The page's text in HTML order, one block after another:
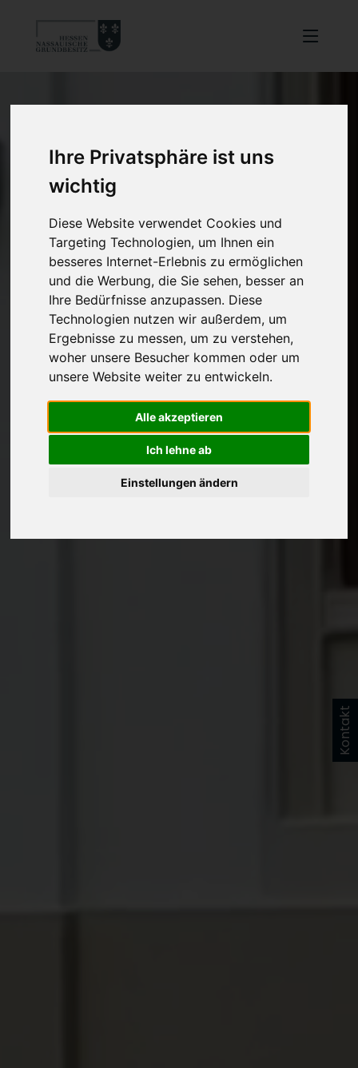
Ihre Privatsphäre ist uns
wichtig
Diese Website verwendet Cookies und
Targeting Technologien, um Ihnen ein
besseres Internet-Erlebnis zu ermöglichen
und die Werbung, die Sie sehen, besser an
Ihre Bedürfnisse anzupassen. Diese
Technologien nutzen wir außerdem, um
Ergebnisse zu messen, um zu verstehen,
woher unsere Besucher kommen oder um
unsere Website weiter zu entwickeln.
Alle akzeptieren
Ich lehne ab
Einstellungen ändern
Kontakt